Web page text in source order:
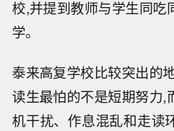
校,并提到教师与学生同吃
学。
泰来高复学校比较突出的
读生最怕的不是短期努力,
机干扰、作息混乱和走读